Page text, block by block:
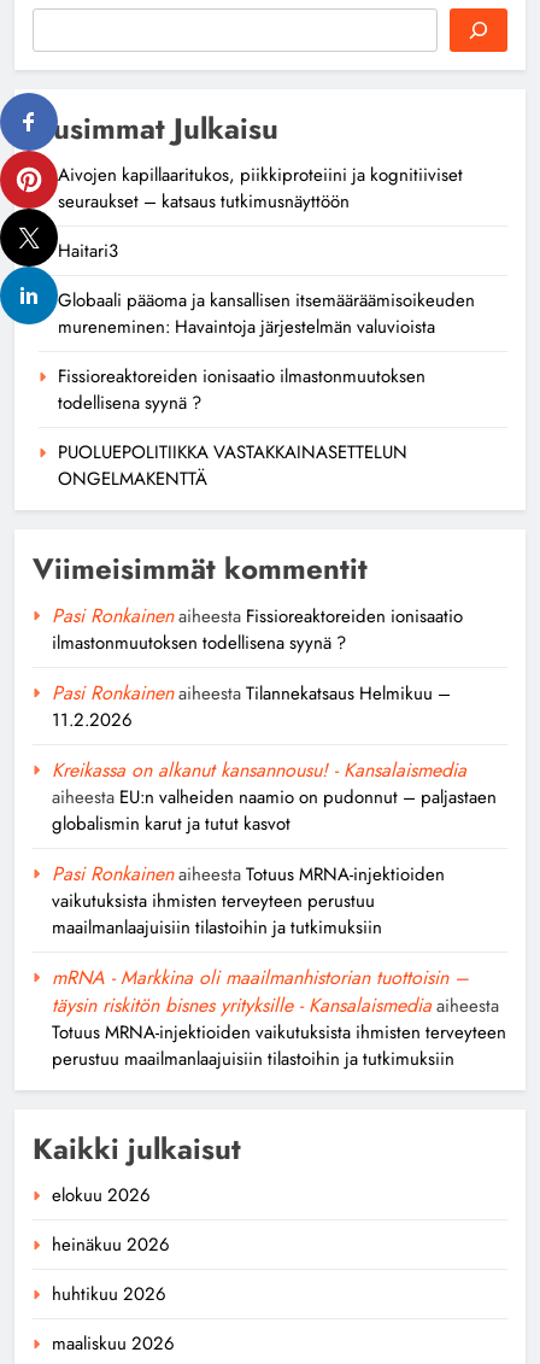
Uusimmat Julkaisu
Aivojen kapillaaritukos, piikkiproteiini ja kognitiiviset
seuraukset – katsaus tutkimusnäyttöön
Haitari3
Globaali pääoma ja kansallisen itsemääräämisoikeuden
mureneminen: Havaintoja järjestelmän valuvioista
Fissioreaktoreiden ionisaatio ilmastonmuutoksen
todellisena syynä ?
PUOLUEPOLITIIKKA VASTAKKAINASETTELUN
ONGELMAKENTTÄ
Viimeisimmät kommentit
Pasi Ronkainenaiheesta Fissioreaktoreiden ionisaatio
ilmastonmuutoksen todellisena syynä ?
Pasi RonkainenaiheestaTilannekatsaus Helmikuu –
11.2.2026
Kreikassa on alkanut kansannousu! - Kansalaismedia
aiheesta EU:n valheiden naamio on pudonnut – paljastaen
globalismin karut ja tutut kasvot
Pasi RonkainenaiheestaTotuus MRNA-injektioiden
vaikutuksista ihmisten terveyteen perustuu
maailmanlaajuisiin tilastoihin ja tutkimuksiin
mRNA - Markkina oli maailmanhistorian tuottoisin –
täysin riskitön bisnes yrityksille - Kansalaismediaaiheesta
Totuus MRNA-injektioiden vaikutuksista ihmisten terveyteen
perustuu maailmanlaajuisiin tilastoihin ja tutkimuksiin
Kaikki julkaisut
elokuu 2026
heinäkuu 2026
huhtikuu 2026
maaliskuu 2026